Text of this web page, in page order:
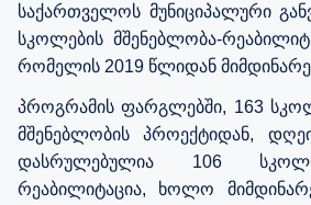
საქართველოს მუნიციპალური
სკოლების მშენებლობა-
რომელის 2019 წლიდან
პროგრამის ფარგლებში, 163
მშენებლობის პროექტიდან,
დასრულებულია 106
რეაბილიტაცია, ხოლო